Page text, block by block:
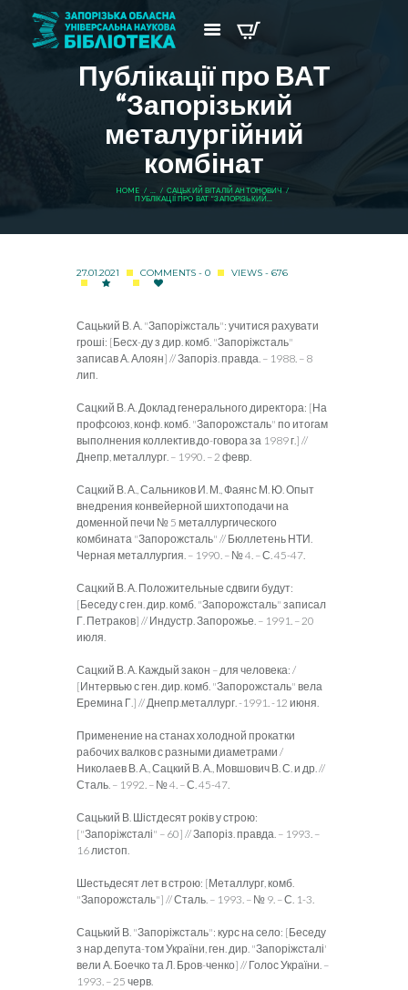
Публікації про ВАТ
“Запорізький
металургійний
комбінат
HOME ...
САЦЬКИЙ ВІТАЛІЙ АНТОНОВИЧ
ПУБЛІКАЦІЇ ПРО ВАТ “ЗАПОРІЗЬКИЙ...
27.01.2021 COMMENTS - 0 VIEWS - 676
Сацький В. А. "Запоріжсталь": учитися рахувати
гроші: [Бесх-ду з дир. комб. "Запоріжсталь"
записав А. Алоян] // Запоріз. правда. – 1988. – 8
лип.
Сацкий В. А. Доклад генерального директора: [На
профсоюз, конф. комб. "Запорожсталь" по итогам
выполнения коллектив.до-говора за 1989 г.] //
Днепр, металлург. – 1990. – 2 февр.
Сацкий В. А., Сальников И. М., Фаянс М. Ю. Опыт
внедрения конвейерной шихтоподачи на
доменной печи № 5 металлургического
комбината "Запорожсталь" // Бюллетень НТИ.
Черная металлургия. – 1990. – № 4. – С. 45-47.
Сацкий В. А. Положительные сдвиги будут:
[Беседу с ген. дир. комб. "Запорожсталь" записал
Г. Петраков] // Индустр. Запорожье. – 1991. – 20
июля.
Сацкий В. А. Каждый закон – для человека: /
[Интервью с ген. дир. комб. "Запорожсталь" вела
Еремина Г.] // Днепр.металлург. -1991. -12 июня.
Применение на станах холодной прокатки
рабочих валков с разными диаметрами /
Николаев В. А., Сацкий В. А., Мовшович В. С. и др. //
Сталь. – 1992. – № 4. – С. 45-47.
Сацький В. Шістдесят років у строю:
["Запоріжсталі" – 60] // Запоріз. правда. – 1993. –
16 листоп.
Шестьдесят лет в строю: [Металлург, комб.
"Запорожсталь"] // Сталь. – 1993. – № 9. – С. 1-3.
Сацький В. "Запоріжсталь": курс на село: [Беседу
з нар.депута-том України, ген. дир. "Запоріжсталі'
вели А. Боечко та Л. Бров-ченко] // Голос України. –
1993. – 25 черв.